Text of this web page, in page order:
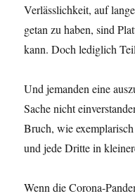
Verlässlichkeit, auf
getan zu haben, sind
kann. Doch lediglich
Und jemanden eine
Sache nicht
Bruch, wie
und jede Dritte in
Wenn die Corona-